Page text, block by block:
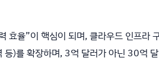
효율”이 핵심이 되며, 클라우드 인프라
등)를 확장하며, 3억 달러가 아닌 30